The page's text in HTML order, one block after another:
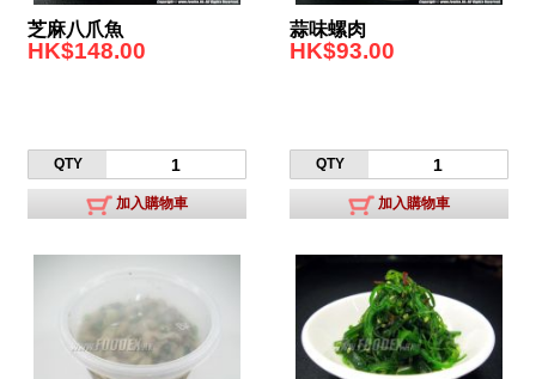
芝麻八爪魚
HK$148.00
QTY
加入購物車
蒜味螺肉
HK$93.00
QTY
加入購物車